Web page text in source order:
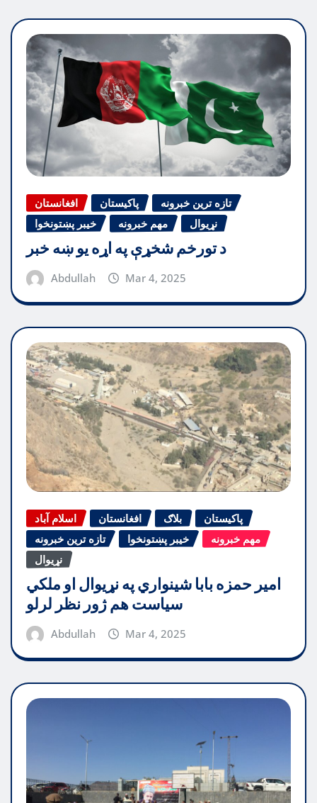
افغانستان پاکیستان
تازه ترین خبرونه
خیبر پښتونخوا
مهم خبرونه نړیوال
د تورخم شخړې په اړه یو ښه خبر
Abdullah Mar 4, 2025
اسلام آباد افغانستان بلاګ
پاکیستان
تازه ترین خبرونه
خیبر پښتونخوا
مهم خبرونه
نړیوال
امیر حمزه بابا شینواري په نړیوال او ملکي
سیاست هم ژور نظر لرلو
Abdullah Mar 4, 2025